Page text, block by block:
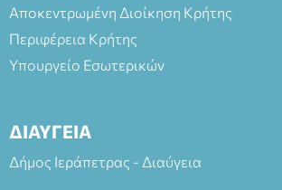
Αποκεντρωμένη Διοίκηση Κρήτης
Περιφέρεια Κρήτης
Υπουργείο Εσωτερικών
ΔΙΑΥΓΕΙΑ
Δήμος Ιεράπετρας - Διαύγεια